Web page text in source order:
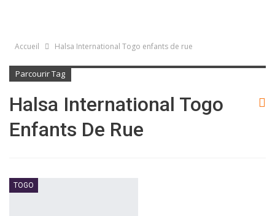
Accueil Halsa International Togo enfants de rue
Parcourir Tag
Halsa International Togo
Enfants De Rue
TOGO